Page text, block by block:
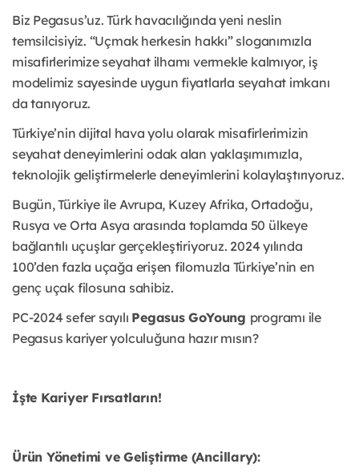
Biz Pegasus’uz. Türk havacılığında yeni neslin
temsilcisiyiz. “Uçmak herkesin hakkı” sloganımızla
misafirlerimize seyahat ilhamı vermekle kalmıyor, iş
modelimiz sayesinde uygun fiyatlarla seyahat imkanı
da tanıyoruz.
Türkiye’nin dijital hava yolu olarak misafirlerimizin
seyahat deneyimlerini odak alan yaklaşımımızla,
teknolojik geliştirmelerle deneyimlerini kolaylaştırıyoruz.
Bugün, Türkiye ile Avrupa, Kuzey Afrika, Ortadoğu,
Rusya ve Orta Asya arasında toplamda 50 ülkeye
bağlantılı uçuşlar gerçekleştiriyoruz. 2024 yılında
100’den fazla uçağa erişen filomuzla Türkiye’nin en
genç uçak filosuna sahibiz.
PC-2024 sefer sayılı Pegasus GoYoung programı ile
Pegasus kariyer yolculuğuna hazır mısın?
İşte Kariyer Fırsatların!
Ürün Yönetimi ve Geliştirme (Ancillary):